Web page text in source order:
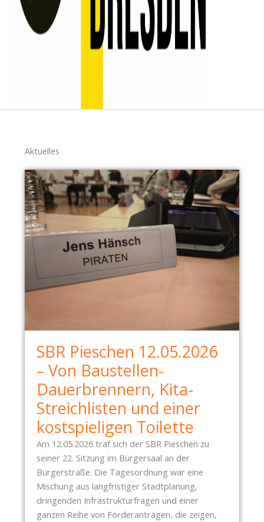
Aktuelles
SBR Pieschen 12.05.2026
– Von Baustellen-
Dauerbrennern, Kita-
Streichlisten und einer
kostspieligen Toilette
Am 12.05.2026 traf sich der SBR Pieschen zu
seiner 22. Sitzung im Bürgersaal an der
Bürgerstraße. Die Tagesordnung war eine
Mischung aus langfristiger Stadtplanung,
dringenden Infrastrukturfragen und einer
ganzen Reihe von Förderanträgen, die zeigen,